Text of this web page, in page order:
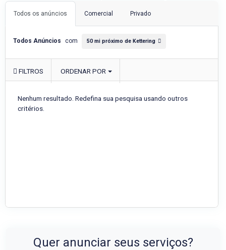
Todos os anúncios Comercial Privado
Todos Anúncios com 50 mi próximo de Kettering
FILTROS ORDENAR POR
Nenhum resultado. Redefina sua pesquisa usando outros
critérios.
Quer anunciar seus serviços?